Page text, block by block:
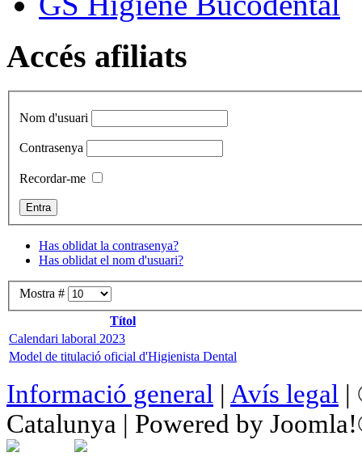
Accés afiliats
Nom d'usuari
Contrasenya
Recordar-me
Has oblidat la contrasenya?
Has oblidat el nom d'usuari?
Mostra #
Títol
Calendari laboral 2023
Model de titulació oficial d'Higienista Dental
Informació general | Avís legal |
Catalunya | Powered by